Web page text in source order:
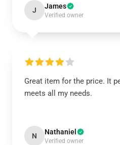
J James
Verified owner
Great item for the price. It
meets all my needs.
N Nathaniel
Verified owner